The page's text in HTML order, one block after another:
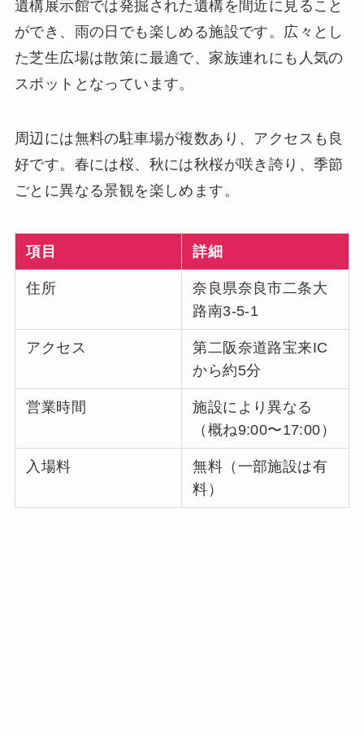
遺構展示館では発掘された遺構を間近に見ること
ができ、雨の日でも楽しめる施設です。広々とし
た芝生広場は散策に最適で、家族連れにも人気の
スポットとなっています。
周辺には無料の駐車場が複数あり、アクセスも良
好です。春には桜、秋には秋桜が咲き誇り、季節
ごとに異なる景観を楽しめます。
項目 詳細
住所
奈良県奈良市二条大
路南3-5-1
アクセス
第二阪奈道路宝来IC
から約5分
営業時間
施設により異なる
（概ね9:00〜17:00）
入場料
無料（一部施設は有
料）